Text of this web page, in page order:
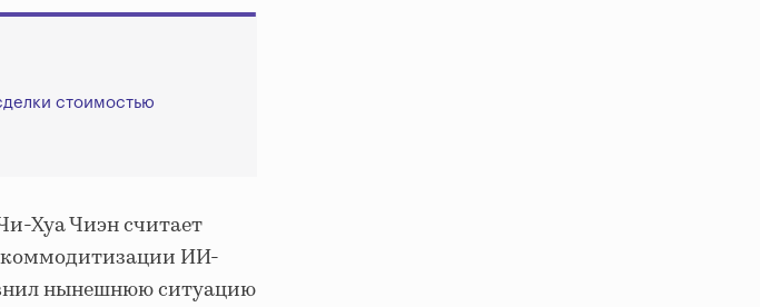
стоимостью
Хуа Чиэн считает
ИИ-
нынешнюю ситуацию